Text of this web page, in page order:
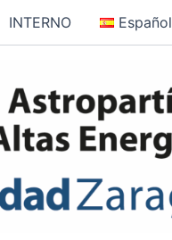
INTERNO Español